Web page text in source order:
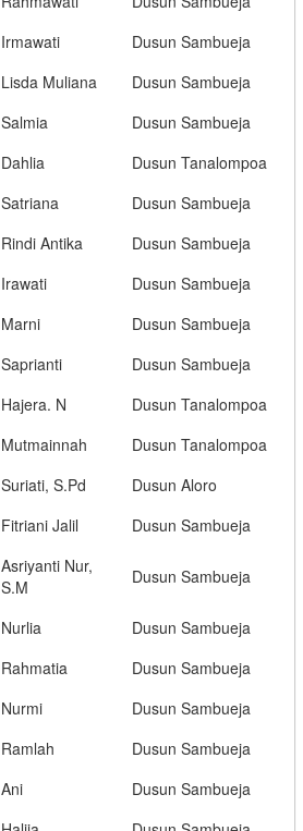
Irmawati
Dusun Sambueja
Lisda Muliana
Dusun Sambueja
Salmia
Dusun Sambueja
Dahlia
Dusun Tanalompoa
Satriana
Dusun Sambueja
Rindi Antika
Dusun Sambueja
Irawati
Dusun Sambueja
Marni
Dusun Sambueja
Saprianti
Dusun Sambueja
Hajera. N
Dusun Tanalompoa
Mutmainnah
Dusun Tanalompoa
Suriati, S.Pd
Dusun Aloro
Fitriani Jalil Dusun Sambueja
Asriyanti Nur,
S.M
Dusun Sambueja
Nurlia
Dusun Sambueja
Rahmatia
Dusun Sambueja
Nurmi
Dusun Sambueja
Ramlah
Dusun Sambueja
Ani
Dusun Sambueja